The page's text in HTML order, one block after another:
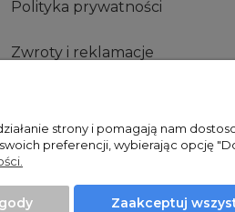
Polityka prywatności
Zwroty i reklamacje
Sklep internetowy
strony i pomagają nam
preferencji, wybierając opcję
Zaakceptuj